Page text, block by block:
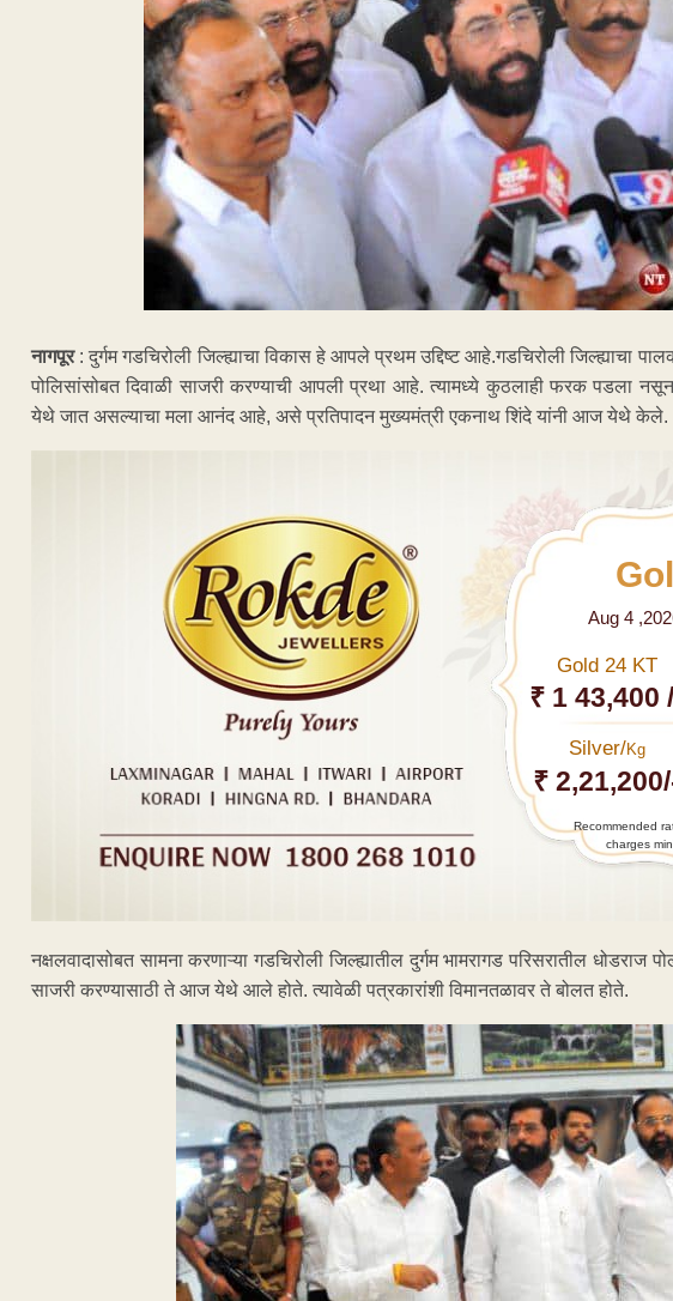
नागपूर : दुर्गम गडचिरोली जिल्ह्याचा विकास हे आपले प्रथम उद्दिष्ट आहे.गडचिरोली जिल्ह्याचा
पोलिसांसोबत दिवाळी साजरी करण्याची आपली प्रथा आहे. त्यामध्ये कुठलाही फरक पडला
येथे जात असल्याचा मला आनंद आहे, असे प्रतिपादन मुख्यमंत्री एकनाथ शिंदे यांनी आज येथे केले.
Aug 4
Gold 24 KT
₹ 1 43,400
Silver/Kg
₹
Recommended
charges
नक्षलवादासोबत सामना करणाऱ्या गडचिरोली जिल्ह्यातील दुर्गम भामरागड परिसरातील
साजरी करण्यासाठी ते आज येथे आले होते. त्यावेळी पत्रकारांशी विमानतळावर ते बोलत होते.